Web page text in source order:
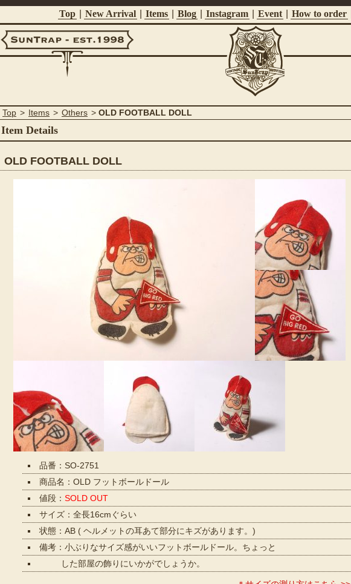
Top New Arrival Items Blog Instagram Event How to order
Est.1998
Suntrap
Top > Items > Others > OLD FOOTBALL DOLL
Item Details
OLD FOOTBALL DOLL
品番：SO-2751
商品名：OLD フットボールドール
値段： SOLD OUT
サイズ：全長16cmぐらい
状態：AB ( ヘルメットの耳あて部分にキズがあります。)
備考：小ぶりなサイズ感がいいフットボールドール。ちょっと
した部屋の飾りにいかがでしょうか。